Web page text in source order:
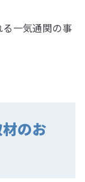
一気通関の事
のお